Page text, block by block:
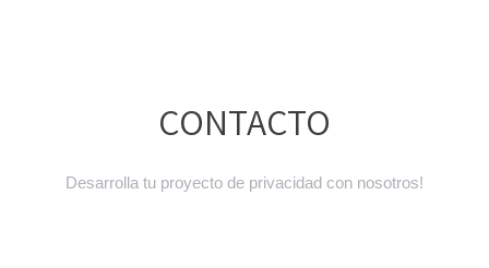
CONTACTO
Desarrolla tu proyecto de privacidad con nosotros!